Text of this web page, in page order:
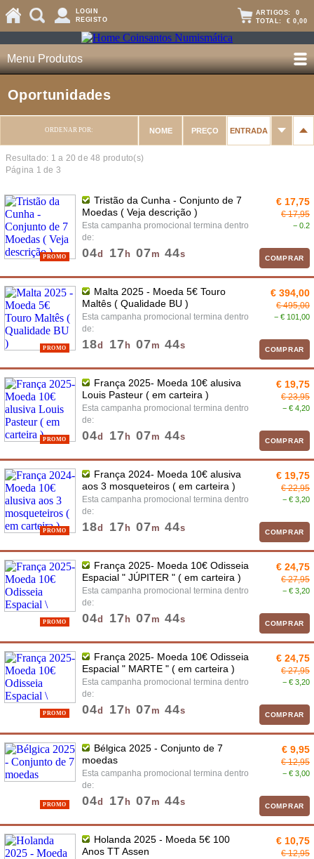
LOGIN
REGISTO
ARTIGOS: 0
TOTAL: € 0,00
Menu Produtos
Oportunidades
ORDENAR POR: NOME PREÇO ENTRADA
Resultado: 1 a 20 de 48 produto(s)
Página 1 de 3
PROMO
Tristão da Cunha - Conjunto de 7
Moedas ( Veja descrição )
Esta campanha promocional termina dentro
de:
04d 17 h 07m 43s
€ 17,75
€ 17,95
− 0.2
COMPRAR
PROMO
Malta 2025 - Moeda 5€ Touro
Maltês ( Qualidade BU )
Esta campanha promocional termina dentro
de:
18d 17 h 07m 43s
€ 394,00
€ 495,00
− € 101,00
COMPRAR
PROMO
França 2025- Moeda 10€ alusiva
Louis Pasteur ( em carteira )
Esta campanha promocional termina dentro
de:
04d 17 h 07m 43s
€ 19,75
€ 23,95
− € 4,20
COMPRAR
PROMO
França 2024- Moeda 10€ alusiva
aos 3 mosqueteiros ( em carteira )
Esta campanha promocional termina dentro
de:
18d 17 h 07m 43s
€ 19,75
€ 22,95
− € 3,20
COMPRAR
PROMO
França 2025- Moeda 10€ Odisseia
Espacial " JÚPITER " ( em carteira )
Esta campanha promocional termina dentro
de:
04d 17 h 07m 43s
€ 24,75
€ 27,95
− € 3,20
COMPRAR
PROMO
França 2025- Moeda 10€ Odisseia
Espacial " MARTE " ( em carteira )
Esta campanha promocional termina dentro
de:
04d 17 h 07m 43s
€ 24,75
€ 27,95
− € 3,20
COMPRAR
PROMO
Bélgica 2025 - Conjunto de 7
moedas
Esta campanha promocional termina dentro
de:
04d 17 h 07m 43s
€ 9,95
€ 12,95
− € 3,00
COMPRAR
Holanda 2025 - Moeda 5€ 100
Anos TT Assen
€ 10,75
€ 12,95